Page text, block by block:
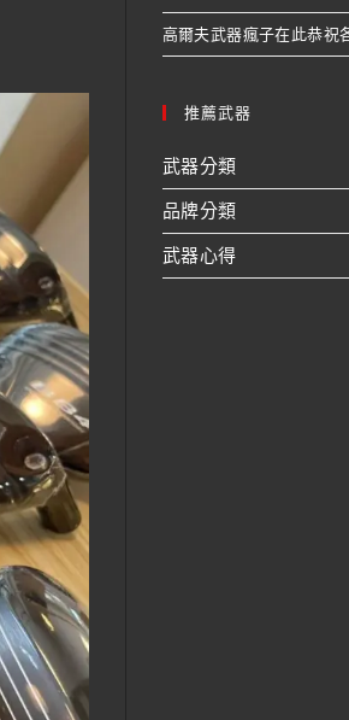
高爾夫武器瘋子在此恭祝
推薦武器
武器分類
品牌分類
武器心得